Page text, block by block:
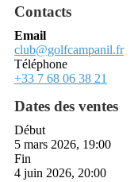
Contacts
Email
club@golfcampanil.fr
Téléphone
+33 7 68 06 38 21
Dates des ventes
Début
5 mars 2026, 19:00
Fin
4 juin 2026, 20:00